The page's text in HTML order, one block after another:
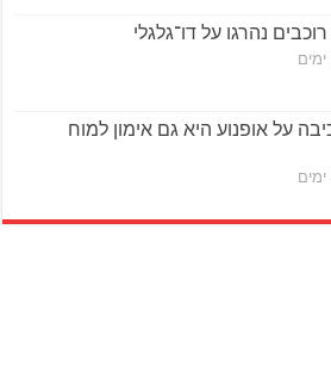
על אופנוע היא גם אימון למוח